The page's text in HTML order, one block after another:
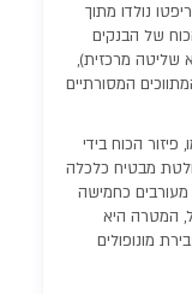
נולדו מתוך
של הבנקים
שליטה מרכזית),
המסורתיים
הכוח בידי
מבטיח כלכלה
מעורבים כחמישה
המטרה היא
מונופולים